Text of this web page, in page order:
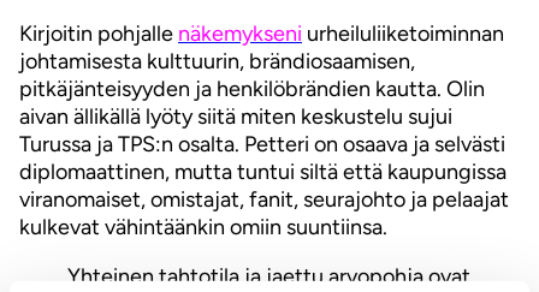
Kirjoitin pohjalle näkemykseni urheiluliiketoiminnan
johtamisesta kulttuurin, brändiosaamisen,
pitkäjänteisyyden ja henkilöbrändien kautta. Olin
aivan ällikällä lyöty siitä miten keskustelu sujui
Turussa ja TPS:n osalta. Petteri on osaava ja selvästi
diplomaattinen, mutta tuntui siltä että kaupungissa
viranomaiset, omistajat, fanit, seurajohto ja pelaajat
kulkevat vähintäänkin omiin suuntiinsa.
Yhteinen tahtotila ja jaettu arvopohja ovat